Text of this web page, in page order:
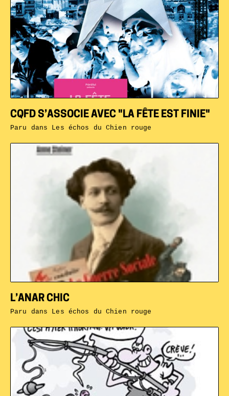
L’ANAR CHIC
Paru dans Les échos du Chien rouge
CQFD S’ASSOCIE AVEC "LA FÊTE EST FINIE"
Paru dans Les échos du Chien rouge